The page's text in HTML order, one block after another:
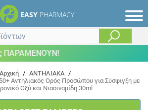
EASY PHARMACY
Αρχική / ΑΝΤΗΛΙΑΚΑ /
Aντηλιακός Ορός Προσώπου για Σύσφιγξη με
Οξύ και Νιασιναμίδη 30ml